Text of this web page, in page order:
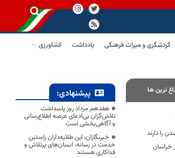
گردشگری و میراث فرهنگی یادداشت
کشاورزی
ترین ها
را دارند
خراسان
پیشنهادی:
هفدهم مرداد روز پاسداشت
تلاش‌گران بی‌ادعای عرصه اطلاع‌رسانی
و آگاهی‌بخشی است
خبرنگاران، این طلایه‌داران راستین
خدمت در رسانه، انسان‌های پرتلاش و
فداکاری هستند